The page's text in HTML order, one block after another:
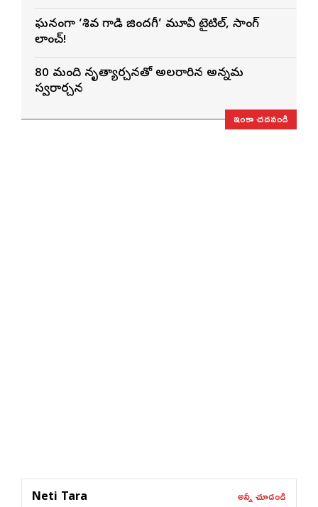
ఘనంగా ‘శివ గాడి జింద‌గీ’ మూవీ టైటిల్, సాంగ్
లాంచ్!
80 మంది నృత్యార్చనతో అలరారిన అన్నమ
స్వరార్చన
ఇంకా చదవండి
Neti Tara అన్నీ చూడండి